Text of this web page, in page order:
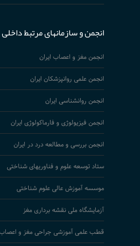
انجمن و سازمانهای مرتبط داخلی
انجمن مغز و اعصاب ایران
انجمن علمی روانپزشکان ایران
انجمن روانشناسی ایران
انجمن فیزیولوژی و فارماکولوژی ایران
انجمن بررسی و مطالعه درد در ایران
ستاد توسعه علوم و فناوریهای شناختی
موسسه آموزش عالی علوم شناختی
آزمایشگاه ملی نقشه برداری مغز
قطب علمی آموزشی جراحی مغز و